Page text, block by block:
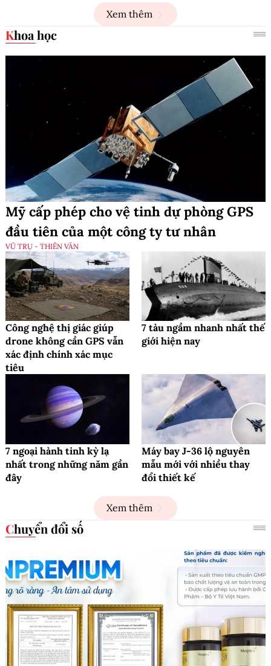
Xem thêm
Khoa học
Mỹ cấp phép cho vệ tinh dự phòng GPS
đầu tiên của một công ty tư nhân
VŨ TRỤ - THIÊN VĂN
Công nghệ thị giác giúp
drone không cần GPS vẫn
xác định chính xác mục
tiêu
7 tàu ngầm nhanh nhất thế
giới hiện nay
7 ngoại hành tinh kỳ lạ
nhất trong những năm gần
đây
Máy bay J-36 lộ nguyên
mẫu mới với nhiều thay
đổi thiết kế
Xem thêm
Chuyển đổi số